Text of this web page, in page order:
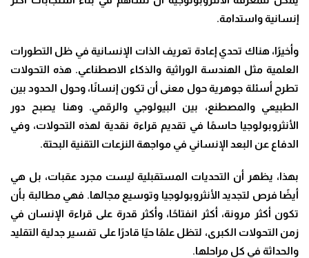
إنسانية واستدامة.
وأخيرًا، هناك تحدي إعادة تعريف الذات الإنسانية في ظل التطورات
العلمية مثل الهندسة الوراثية والذكاء الاصطناعي. هذه التحولات
تطرح أسئلة جوهرية حول معنى أن تكون إنسانًا، وحول الحدود بين
الطبيعي والمصطنع، بين البيولوجي والرقمي. وهنا يصبح دور
الأنثروبولوجيا حاسمًا في تقديم قراءة نقدية لهذه التحولات، وفي
الدفاع عن البعد الإنساني في مواجهة النزعات التقنية البحتة.
بهذا، يظهر أن التحديات المستقبلية ليست مجرد عقبات، بل هي
أيضًا فرص لتجديد الأنثروبولوجيا وتوسيع مجالها. فهي مطالبة بأن
تكون أكثر مرونة، أكثر انفتاحًا، وأكثر قدرة على قراءة الإنسان في
زمن التحولات الكبرى، لتظل علمًا حيًا قادرًا على تفسير جدلية التقليد
والحداثة في كل مراحلها.